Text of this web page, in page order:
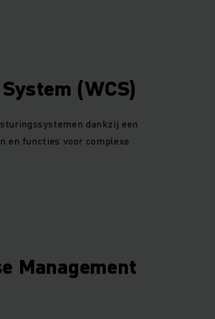
(WCS)
dankzij een
en functies voor complexe
Management